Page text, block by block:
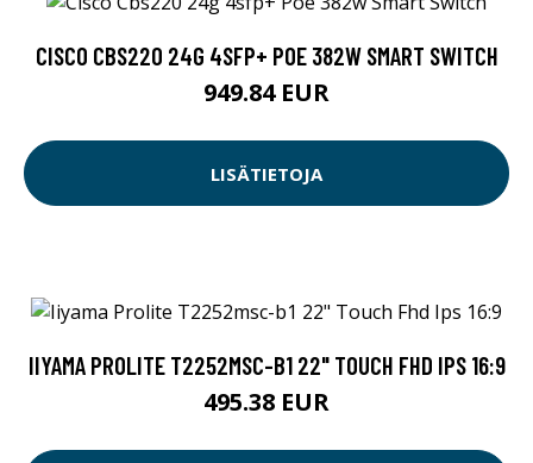
CISCO CBS220 24G 4SFP+ POE 382W SMART SWITCH
949.84 EUR
LISÄTIETOJA
IIYAMA PROLITE T2252MSC-B1 22" TOUCH FHD IPS 16:9
495.38 EUR